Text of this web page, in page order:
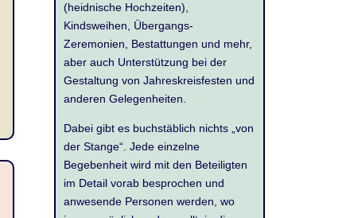
(heidnische Hochzeiten),
Kindsweihen, Übergangs-
Zeremonien, Bestattungen und mehr,
aber auch Unterstützung bei der
Gestaltung von Jahreskreisfesten und
anderen Gelegenheiten.
Dabei gibt es buchstäblich nichts „von
der Stange“. Jede einzelne
Begebenheit wird mit den Beteiligten
im Detail vorab besprochen und
anwesende Personen werden, wo